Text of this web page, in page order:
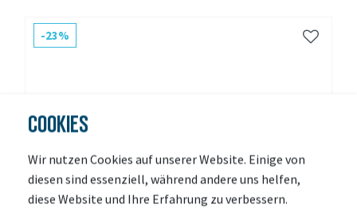
-23%
COOKIES
Wir nutzen Cookies auf unserer Website. Einige von
diesen sind essenziell, während andere uns helfen,
diese Website und Ihre Erfahrung zu verbessern.